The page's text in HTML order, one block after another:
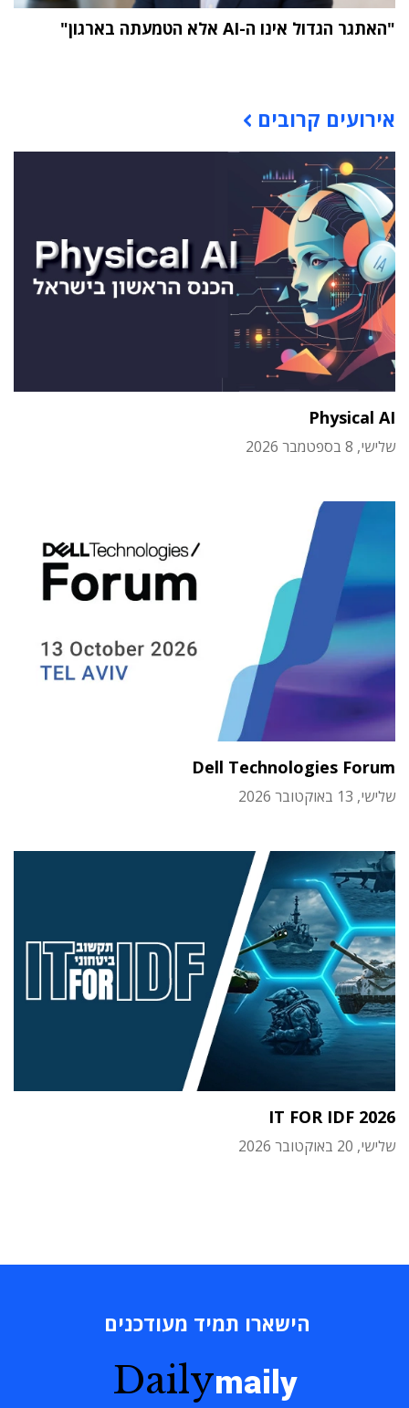
"האתגר הגדול אינו ה-AI אלא הטמעתה בארגון"
אירועים קרובים
Physical AI
שלישי, 8 בספטמבר 2026
Dell Technologies Forum
שלישי, 13 באוקטובר 2026
IT FOR IDF 2026
שלישי, 20 באוקטובר 2026
הישארו תמיד מעודכנים
Dailymaily